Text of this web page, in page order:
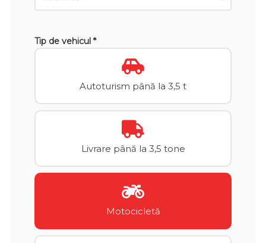
Tip de vehicul *
Autoturism până la 3,5 t
Livrare până la 3,5 tone
Motocicletă